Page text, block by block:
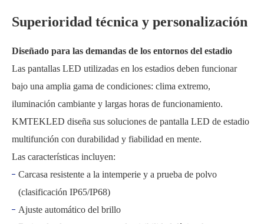
Superioridad técnica y personalización
Diseñado para las demandas de los entornos del estadio
Las pantallas LED utilizadas en los estadios deben funcionar
bajo una amplia gama de condiciones: clima extremo,
iluminación cambiante y largas horas de funcionamiento.
KMTEKLED diseña sus soluciones de pantalla LED de estadio
multifunción con durabilidad y fiabilidad en mente.
Las características incluyen:
Carcasa resistente a la intemperie y a prueba de polvo
(clasificación IP65/IP68)
Ajuste automático del brillo